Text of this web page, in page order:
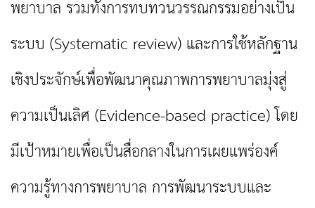
พยาบาล รวมทั้งการทบทวนวรรณกรรมอย่างเป็น
ระบบ (Systematic review)และการใช้หลักฐาน
เชิงประจักษ์เพื่อพัฒนาคุณภาพการพยาบาลมุ่งสู่
ความเป็นเลิศ (Evidence-based practice)โดย
มีเป้าหมายเพื่อเป็นสื่อกลางในการเผยแพร่องค์
ความรู้ทางการพยาบาล การพัฒนาระบบและ